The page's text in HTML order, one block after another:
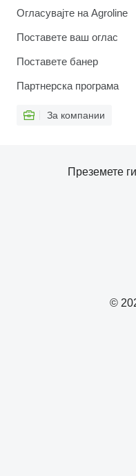
Огласувајте на Agroline
Поставете ваш оглас
Поставете банер
Партнерска програма
За компании
©
Преземете